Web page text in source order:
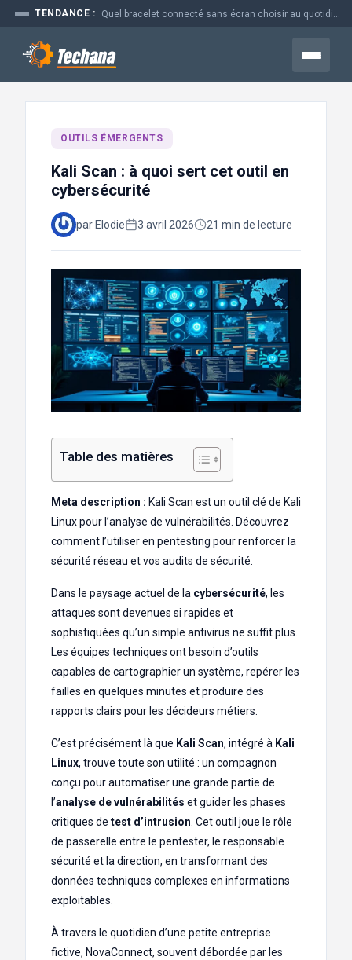
Aller
contenu
TENDANCE :
Menu
OUTILS ÉMERGENTS
Kali Scan : à quoi sert cet outil en
cybersécurité
par Elodie 3 avril 2026 21 min de lecture
Table des matières
Meta description : Kali Scan est un outil clé de Kali
Linux pour l’analyse de vulnérabilités. Découvrez
comment l’utiliser en pentesting pour renforcer la
sécurité réseau et vos audits de sécurité.
Dans le paysage actuel de la cybersécurité, les
attaques sont devenues si rapides et
sophistiquées qu’un simple antivirus ne suffit plus.
Les équipes techniques ont besoin d’outils
capables de cartographier un système, repérer les
failles en quelques minutes et produire des
rapports clairs pour les décideurs métiers.
C’est précisément là que Kali Scan, intégré à Kali
Linux, trouve toute son utilité : un compagnon
conçu pour automatiser une grande partie de
l’analyse de vulnérabilités et guider les phases
critiques de test d’intrusion . Cet outil joue le rôle
de passerelle entre le pentester, le responsable
sécurité et la direction, en transformant des
données techniques complexes en informations
exploitables.
À travers le quotidien d’une petite entreprise
fictive, NovaConnect, souvent débordée par les